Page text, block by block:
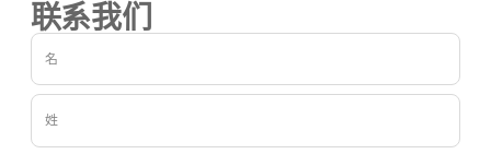
联系我们
全
（必
名